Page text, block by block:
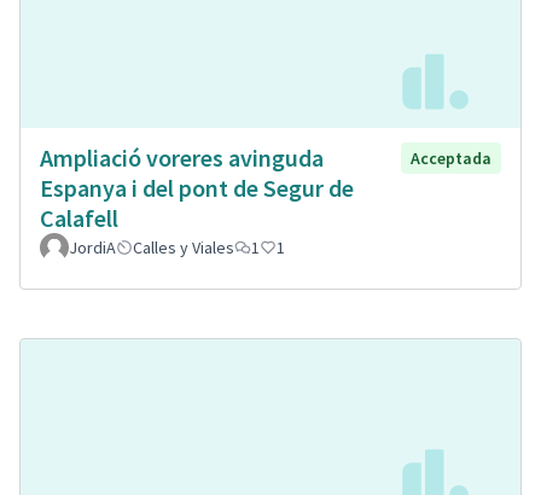
Ampliació voreres avinguda
Espanya i del pont de Segur de
Calafell
Acceptada
JordiA Calles y Viales 1 1